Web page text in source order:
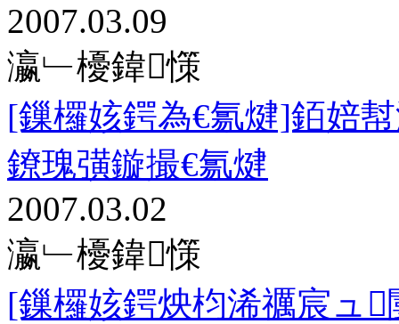
2007.03.09
瀛﹂櫌鍏憡
[鏁欏姟鍔為€氱煡]銆婄
鐐瑰彉鏇撮€氱煡
2007.03.02
瀛﹂櫌鍏憡
[鏁欏姟鍔炴枃浠禲宸ュ